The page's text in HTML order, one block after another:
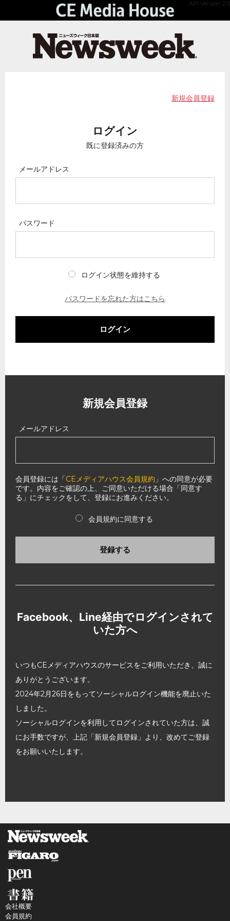
API Version 2.0
新規会員登録
ログイン
既に登録済みの方
メールアドレス
パスワード
ログイン状態を維持する
パスワードを忘れた方はこちら
ログイン
新規会員登録
メールアドレス
会員登録には「CEメディアハウス会員規約 」への同意が必要
です。内容をご確認の上、ご同意いただける場合「同意す
る」にチェックをして、登録にお進みください。
会員規約に同意する
登録する
Facebook、Line経由でログインされて
いた方へ
いつもCEメディアハウスのサービスをご利用いただき、誠に
ありがとうございます。
2024年2月26日をもってソーシャルログイン機能を廃止いた
しました。
ソーシャルログインを利用してログインされていた方は、誠
にお手数ですが、上記「新規会員登録」より、改めてご登録
をお願いいたします。
会社概要
会員規約